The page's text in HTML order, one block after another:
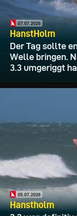
07.07.2026
HanstHolm
Der Tag sollte
Welle bringen.
3.3 umgeriggt
05.07.2026
Hanstholm